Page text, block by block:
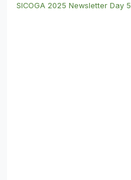
SICOGA 2025 Newsletter Day 5